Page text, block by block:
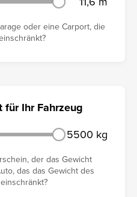
oder eine Carport, die
Ihr Fahrzeug
5500 kg
der das Gewicht
das das Gewicht des